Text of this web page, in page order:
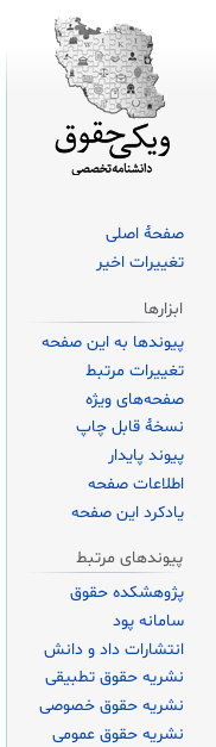
صفحهٔ اصلی
تغییرات اخیر
ابزارها
پیوندها به این صفحه
تغییرات مرتبط
صفحه‌های ویژه
نسخهٔ قابل چاپ
پیوند پایدار
اطلاعات صفحه
یادکرد این صفحه
پیوندهای مرتبط
پژوهشکده حقوق
سامانه پود
انتشارات داد و دانش
نشریه حقوق تطبیقی
نشریه حقوق خصوصی
نشریه حقوق عمومی